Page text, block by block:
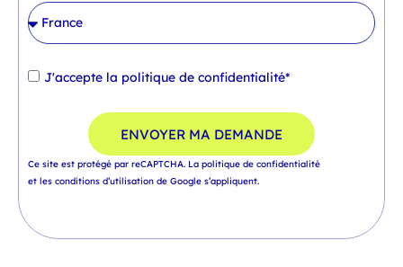
J'accepte la politique de confidentialité*
ENVOYER MA DEMANDE
Ce site est protégé par reCAPTCHA. La politique de confidentialité
et les conditions d’utilisation de Google s’appliquent.